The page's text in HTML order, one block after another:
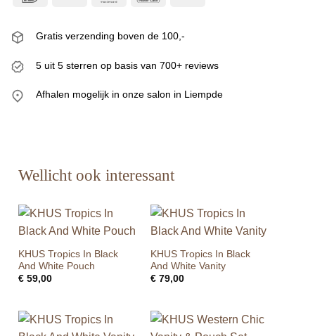
Gratis verzending boven de 100,-
5 uit 5 sterren op basis van 700+ reviews
Afhalen mogelijk in onze salon in Liempde
Wellicht ook interessant
KHUS Tropics In Black
And White Pouch
€ 59,00
KHUS Tropics In Black
And White Vanity
€79,00